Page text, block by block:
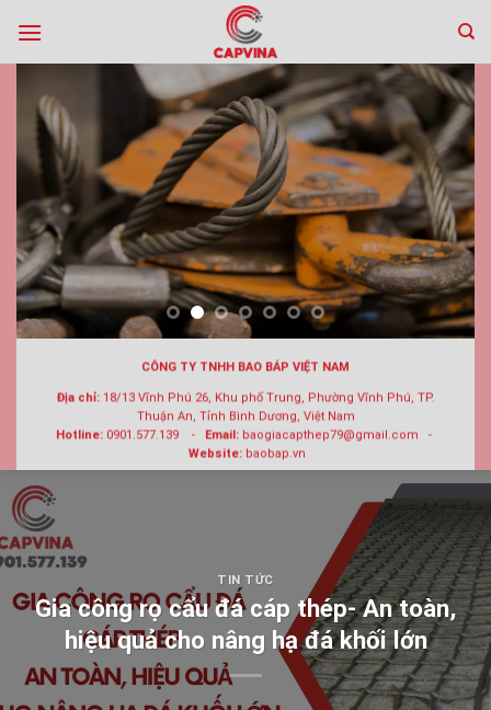
content
CÔNG TY TNHH BAO BÁP VIỆT NAM
Địa chỉ:18/13 Vĩnh Phú 26, Khu phố Trung, Phường Vĩnh Phú, TP.
Thuận An, Tỉnh Bình Dương, Việt Nam
Hotline: 0901.577.139 - Email: baogiacapthep79@gmail.com -
Website: baobap.vn
TIN TỨC
Gia công rọ cẩu đá cáp thép- An toàn,
hiệu quả cho nâng hạ đá khối lớn